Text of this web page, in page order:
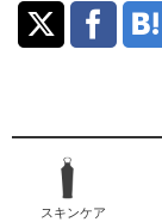
スキンケア